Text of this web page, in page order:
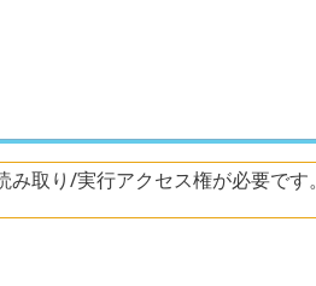
取り/実行アクセス権が必要です。